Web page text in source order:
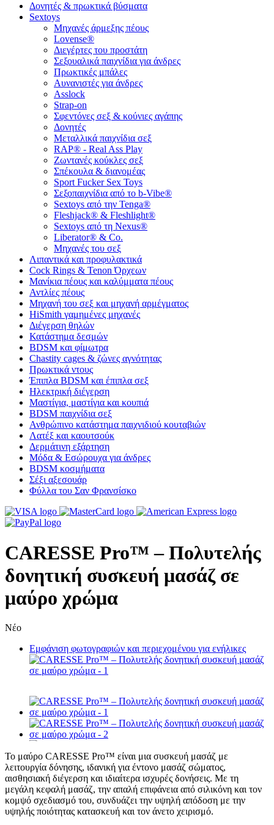
Δονητές & πρωκτικά βύσματα
Sextoys
Μηχανές άρμεξης πέους
Lovense®
Διεγέρτες του προστάτη
Σεξουαλικά παιχνίδια για άνδρες
Πρωκτικές μπάλες
Αυνανιστές για άνδρες
Asslock
Strap-on
Σφεντόνες σεξ & κούνιες αγάπης
Δονητές
Μεταλλικά παιχνίδια σεξ
RAP® - Real Ass Play
Ζωντανές κούκλες σεξ
Σπέκουλα & διανομέας
Sport Fucker Sex Toys
Σεξοπαιχνίδια από το b-Vibe®
Sextoys από την Tenga®
Fleshjack® & Fleshlight®
Sextoys από τη Nexus®
Liberator® & Co.
Μηχανές του σεξ
Λιπαντικά και προφυλακτικά
Cock Rings & Tenon Όρχεων
Μανίκια πέους και καλύμματα πέους
Αντλίες πέους
Μηχανή του σεξ και μηχανή αρμέγματος
HiSmith γαμημένες μηχανές
Διέγερση θηλών
Κατάστημα δεσμών
BDSM και φίμωτρα
Chastity cages & ζώνες αγνότητας
Πρωκτικά ντους
Έπιπλα BDSM και έπιπλα σεξ
Ηλεκτρική διέγερση
Μαστίγια, μαστίγια και κουπιά
BDSM παιχνίδια σεξ
Ανθρώπινο κατάστημα παιχνιδιού κουταβιών
Λατέξ και καουτσούκ
Δερμάτινη εξάρτηση
Μόδα & Εσώρουχα για άνδρες
BDSM κοσμήματα
Σέξι αξεσουάρ
Φύλλα του Σαν Φρανσίσκο
CARESSE Pro™ – Πολυτελής
δονητική συσκευή μασάζ σε
μαύρο χρώμα
Νέο
Εμφάνιση φωτογραφιών και περιεχομένου για ενήλικες
Το μαύρο CARESSE Pro™ είναι μια συσκευή μασάζ με
λειτουργία δόνησης, ιδανική για έντονο μασάζ σώματος,
αισθησιακή διέγερση και ιδιαίτερα ισχυρές δονήσεις. Με τη
μεγάλη κεφαλή μασάζ, την απαλή επιφάνεια από σιλικόνη και τον
κομψό σχεδιασμό του, συνδυάζει την υψηλή απόδοση με την
υψηλής ποιότητας κατασκευή και τον άνετο χειρισμό.